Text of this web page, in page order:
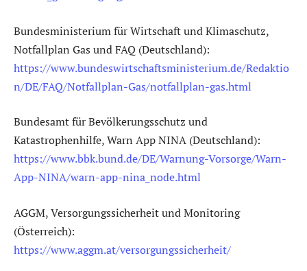
Bundesministerium für Wirtschaft und Klimaschutz,
Notfallplan Gas und FAQ (Deutschland):
https://www.bundeswirtschaftsministerium.de/Redaktio
n/DE/FAQ/Notfallplan-Gas/notfallplan-gas.html
Bundesamt für Bevölkerungsschutz und
Katastrophenhilfe, Warn App NINA (Deutschland):
https://www.bbk.bund.de/DE/Warnung-Vorsorge/Warn-
App-NINA/warn-app-nina_node.html
AGGM, Versorgungssicherheit und Monitoring
(Österreich):
https://www.aggm.at/versorgungssicherheit/